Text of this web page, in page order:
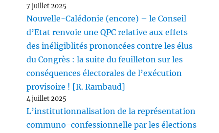
7 juillet 2025
Nouvelle-Calédonie (encore) – le Conseil
d’Etat renvoie une QPC relative aux effets
des inéligiblités prononcées contre les élus
du Congrès : la suite du feuilleton sur les
conséquences électorales de l’exécution
provisoire ! [R. Rambaud]
4 juillet 2025
L’institutionnalisation de la représentation
communo-confessionnelle par les élections